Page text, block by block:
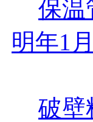
保温
明年1
破壁